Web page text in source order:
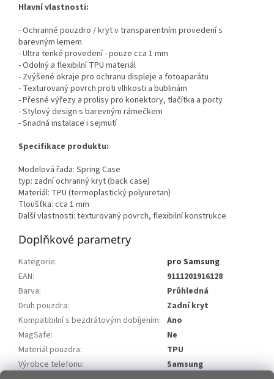
Hlavní vlastnosti:
- Ochranné pouzdro / kryt v transparentním provedení s
barevným lemem
- Ultra tenké provedení - pouze cca 1 mm
- Odolný a flexibilní TPU materiál
- Zvýšené okraje pro ochranu displeje a fotoaparátu
- Texturovaný povrch proti vlhkosti a bublinám
- Přesné výřezy a prolisy pro konektory, tlačítka a porty
- Stylový design s barevným rámečkem
- Snadná instalace i sejmutí
Specifikace produktu:
Modelová řada: Spring Case
typ: zadní ochranný kryt (back case)
Materiál: TPU (termoplastický polyuretan)
Tloušťka: cca 1 mm
Další vlastnosti: texturovaný povrch, flexibilní konstrukce
Doplňkové parametry
Kategorie:
pro Samsung
EAN:
9111201916128
Barva:
Průhledná
Druh pouzdra:
Zadní kryt
Kompatibilní s bezdrátovým dobíjením: Ano
MagSafe:
Ne
Materiál pouzdra:
TPU
Výrobce telefonu:
Samsung